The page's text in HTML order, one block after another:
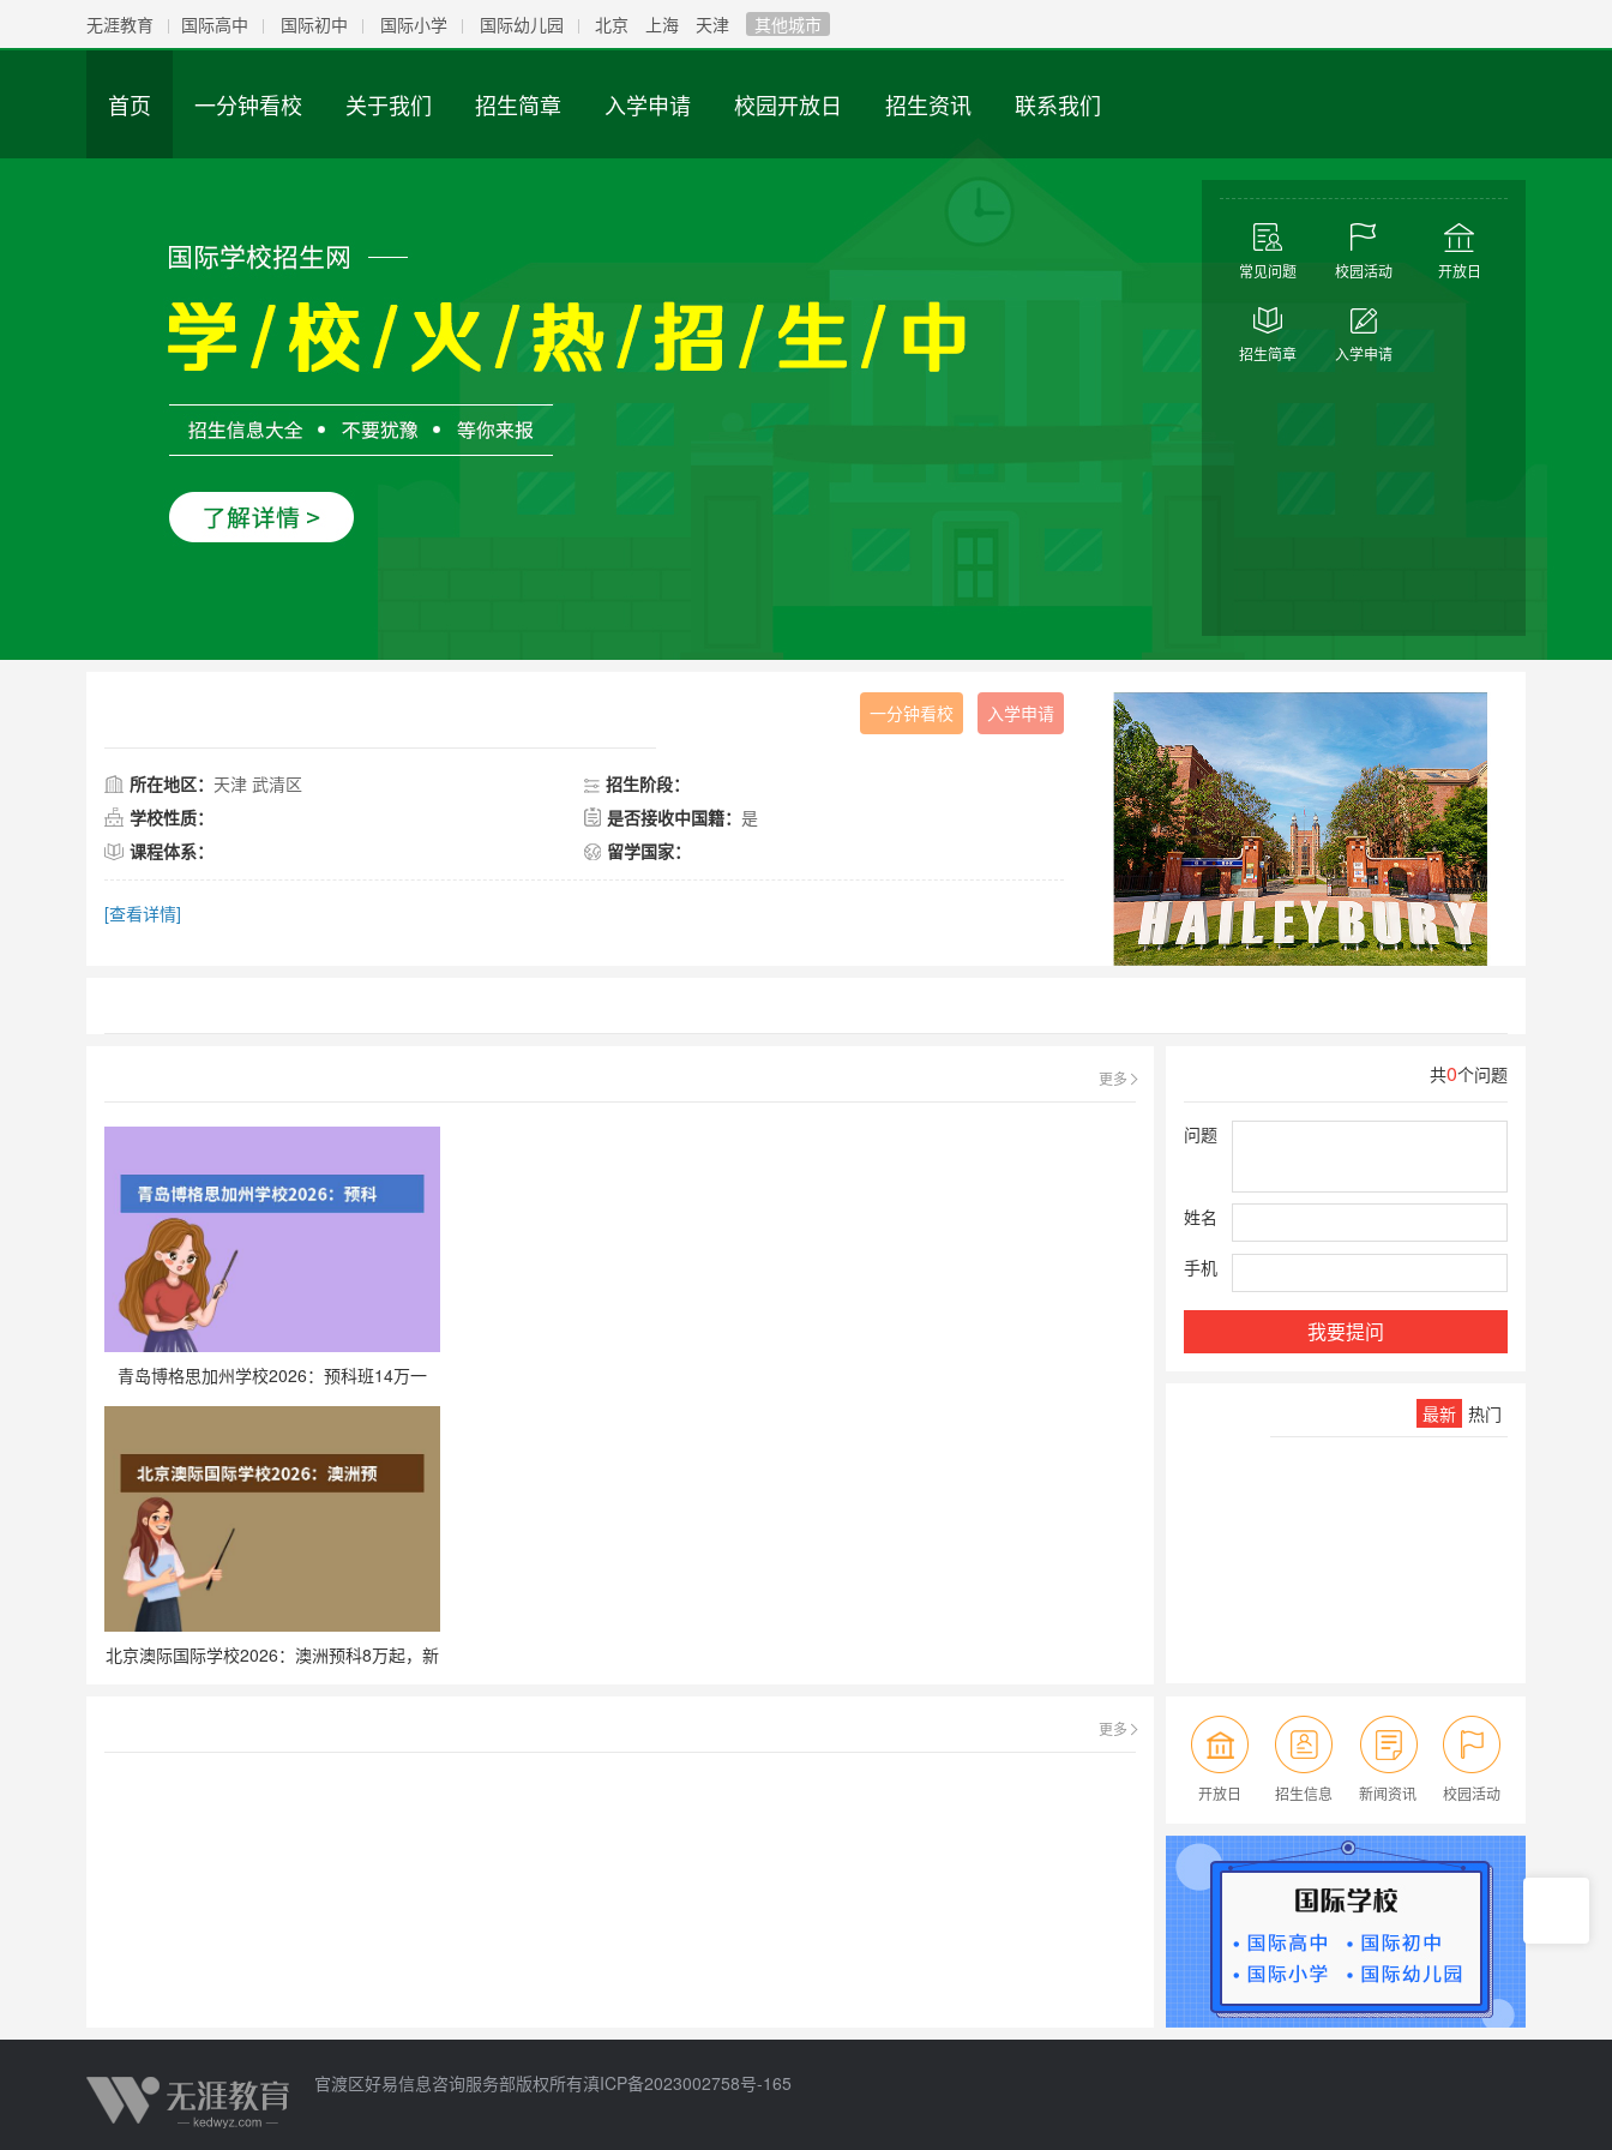
无涯教育 国际高中 国际初中 国际小学 国际幼儿园 北京 上海 天津 其他城市
首页 一分钟看校 关于我们 招生简章 入学申请 校园开放日 招生资讯 联系我们
常见问题 校园活动 开放日
招生简章 入学申请
一分钟看校 入学申请
所在地区： 天津 武清区
招生阶段：
学校性质：
是否接收中国籍： 是
课程体系：
留学国家：
[查看详情]
更多
青岛博格思加州学校2026：预科班14万一
年，全英文全外教到底值不值得？
北京澳际国际学校2026：澳洲预科8万起，新
共0个问题
问题
姓名
手机
我要提问
最新 热门
更多
开放日 招生信息 新闻资讯 校园活动
官渡区好易信息咨询服务部版权所有滇ICP备2023002758号-165